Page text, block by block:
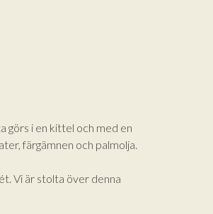
görs i en kittel och med en
färgämnen och palmolja.
Vi är stolta över denna